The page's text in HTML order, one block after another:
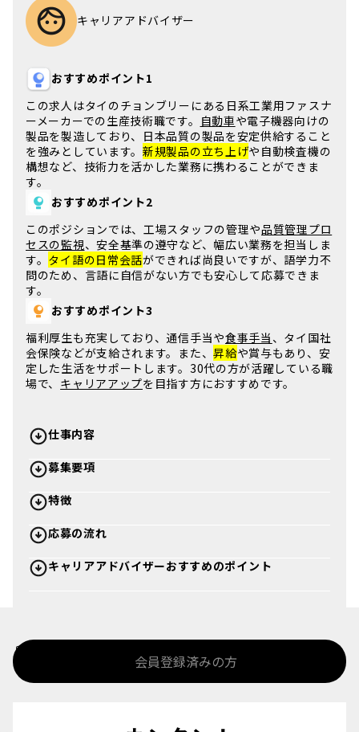
キャリアアドバイザー
おすすめポイント1
この求人はタイ のチョンブリー にある日系工業用ファスナ
ーメーカーでの生産技術職です。 自動車や電子機器向けの
製品を製造しており、 日本品質の製品を安定供給すること
を強みとしています。 新規製品の立ち上げや自動検査機の
構想など、 技術力を活かした業務に携わることができま
す。
おすすめポイント2
このポジションでは、 工場スタッフの管理や品質管理プロ
セスの監視、安全基準の遵守など、幅広い業務を担当しま
す。 タイ語の日常会話ができれば尚良いですが、 語学力不
問のため、言語に自信がない方でも安心して応募できま
す。
おすすめポイント3
福利厚生も充実しており、 通信手当や食事手当 、 タイ国社
会保険などが支給されます。また、昇給や賞与もあり、 安
定した生活をサポートします。 30代の方が活躍している職
場で、 キャリアアップを目指す方におすすめです。
仕事内容
募集要項
特徴
応募の流れ
キャリアアドバイザーおすすめのポイント
%>
会員登録済みの方